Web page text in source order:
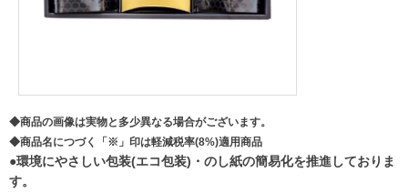
◆商品の画像は実物と多少異なる場合がございます。
◆商品名につづく「※」印は軽減税率(8%)適用商品
●環境にやさしい包装(エコ包装)・のし紙の簡易化を推進しておりま
す。